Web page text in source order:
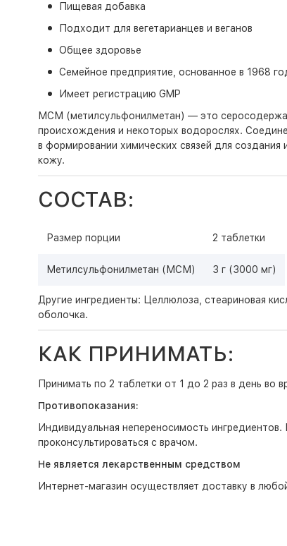
Пищевая добавка
Подходит для вегетарианцев и веганов
Общее здоровье
Семейное предприятие, основанное в 1968
Имеет регистрацию GMP
МСМ (метилсульфонилметан) — это
происхождения и некоторых водорослях.
в формировании химических связей для
кожу.
СОСТАВ:
Размер порции 2 таблетки
Метилсульфонилметан (МСМ) 3 г (3000 мг)
Другие ингредиенты: Целлюлоза, стеариновая
оболочка.
КАК ПРИНИМАТЬ:
Принимать по 2 таблетки от 1 до 2 раз в день во
Противопоказания:
Индивидуальная непереносимость
проконсультироваться с врачом.
Не является лекарственным средством
Интернет-магазин осуществляет доставку в